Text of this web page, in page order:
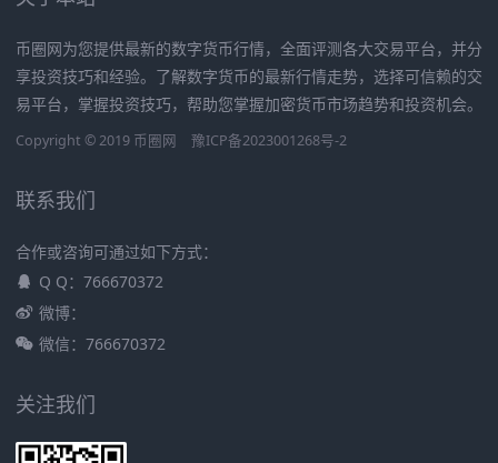
币圈网为您提供最新的数字货币行情，全面评测各大交易平台，并分
享投资技巧和经验。了解数字货币的最新行情走势，选择可信赖的交
易平台，掌握投资技巧，帮助您掌握加密货币市场趋势和投资机会。
Copyright © 2019 币圈网 豫ICP备2023001268号-2
联系我们
合作或咨询可通过如下方式：
Q Q：766670372
微博：
微信：766670372
关注我们